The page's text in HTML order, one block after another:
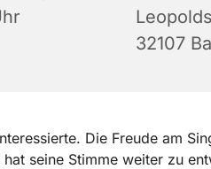
32107
Die Freude am
seine Stimme weiter zu